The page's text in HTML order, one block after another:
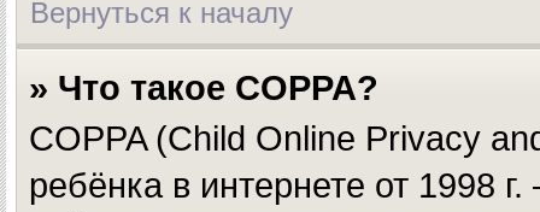
Вернуться к началу
» Что такое COPPA?
COPPA (Child Online Privacy
ребёнка в интернете от 1998